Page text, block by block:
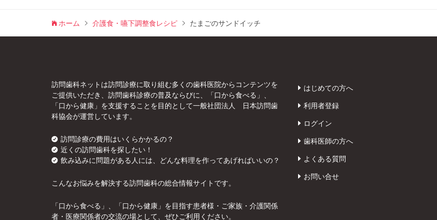
ホーム 介護食・嚥下調整食レシピ たまごのサンドイッチ
訪問歯科ネットは訪問診療に取り組む多くの歯科医院からコンテンツを
ご提供いただき、訪問歯科診療の普及ならびに、「口から食べる」、
「口から健康」を支援することを目的として一般社団法人 日本訪問歯
科協会が運営しています。
訪問診療の費用はいくらかかるの？
近くの訪問歯科を探したい！
飲み込みに問題がある人には、どんな料理を作ってあげればいいの？
こんなお悩みを解決する訪問歯科の総合情報サイトです。
「口から食べる」、「口から健康」を目指す患者様・ご家族・介護関係
者・医療関係者の交流の場として、ぜひご利用ください。
はじめての方へ
利用者登録
ログイン
歯科医師の方へ
よくある質問
お問い合せ